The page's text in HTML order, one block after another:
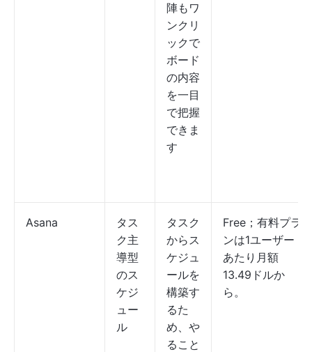
陣もワ
ンクリ
ックで
ボード
の内容
を一目
で把握
できま
す
Asana
タス
ク主
導型
のス
ケジ
ュー
ル
タスク
からス
ケジュ
ールを
構築す
るた
め、や
ること
Free；有料プラ
ンは1ユーザー
あたり月額
13.49ドルか
ら。